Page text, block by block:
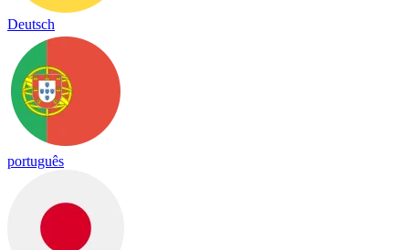
Deutsch
português